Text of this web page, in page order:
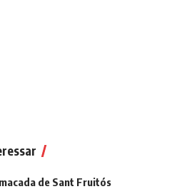
de Sant Fruitós